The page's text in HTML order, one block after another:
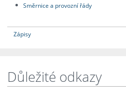
Směrnice a provozní řády
Zápisy
Důležité odkazy